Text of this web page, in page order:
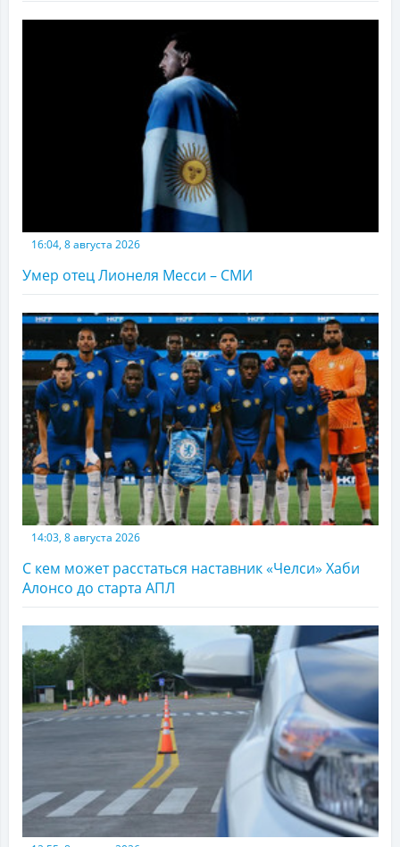
16:04, 8 августа 2026
Умер отец Лионеля Месси – СМИ
14:03, 8 августа 2026
С кем может расстаться наставник «Челси» Хаби
Алонсо до старта АПЛ